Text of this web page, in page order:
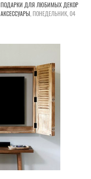
ПОДАРКИ ДЛЯ ЛЮБИМЫХ ДЕКОР
АКСЕССУАРЫ,ПОНЕДЕЛЬНИК, 04